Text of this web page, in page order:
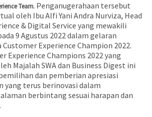
Team. Penganugerahaan tersebut
oleh Ibu Alfi Yani Andra Nurviza, Head
& Digital Service yang mewakili
9 Agustus 2022 dalam gelaran
Experience Champion 2022.
Experience Champions 2022 yang
Majalah SWA dan Business Digest ini
dan pemberian apresiasi
yang terus berinovasi dalam
berbintang sesuai harapan dan